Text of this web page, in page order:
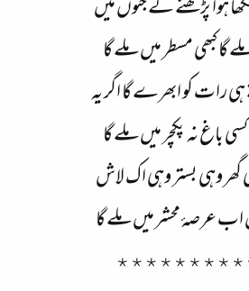
ہوا پڑھنے کے جنوں میں
گا کبھی مسطر میں ملے گا
رات کو ابھرے گا اگر یہ
باغ نہ پکچر میں ملے گا
گھر وہی بستر وہی اک لاش
عرصۂ محشر میں ملے گا